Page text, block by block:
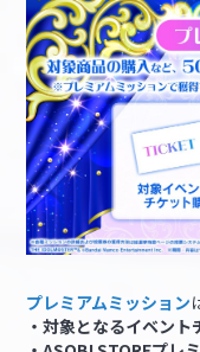
プレミアムミッション
・対象となるイベン